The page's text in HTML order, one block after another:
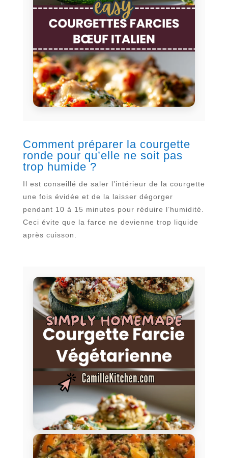
Comment préparer la courgette
ronde pour qu’elle ne soit pas
trop humide ?
Il est conseillé de saler l’intérieur de la courgette
une fois évidée et de la laisser dégorger
pendant 10 à 15 minutes pour réduire l’humidité.
Ceci évite que la farce ne devienne trop liquide
après cuisson.